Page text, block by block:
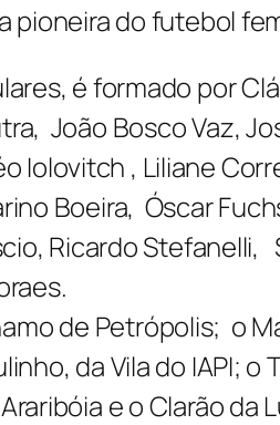
pioneira do futebol
é formado por
João Bosco Vaz,
Iolovitch , Liliane
Boeira, Óscar
Ricardo Stefanelli,
de Petrópolis; o
da Vila do IAPI; o
e o Clarão da